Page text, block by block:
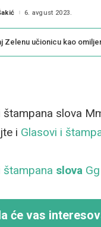
6. avgust 2023.
Zelenu učionicu kao
štampana slova
i Glasovi i
štampana slova
će vas